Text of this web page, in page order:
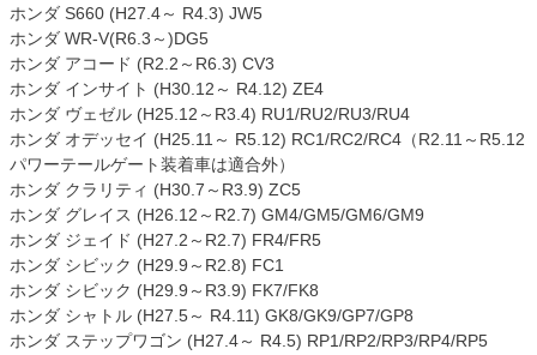
ホンダ S660 (H27.4～ R4.3) JW5
ホンダ WR-V(R6.3～)DG5
ホンダ アコード (R2.2～R6.3) CV3
ホンダ インサイト (H30.12～ R4.12) ZE4
ホンダ ヴェゼル (H25.12～R3.4) RU1/RU2/RU3/RU4
ホンダ オデッセイ (H25.11～ R5.12) RC1/RC2/RC4（R2.11～R5.12
パワーテールゲート装着車は適合外）
ホンダ クラリティ (H30.7～R3.9) ZC5
ホンダ グレイス (H26.12～R2.7) GM4/GM5/GM6/GM9
ホンダ ジェイド (H27.2～R2.7) FR4/FR5
ホンダ シビック (H29.9～R2.8) FC1
ホンダ シビック (H29.9～R3.9) FK7/FK8
ホンダ シャトル (H27.5～ R4.11) GK8/GK9/GP7/GP8
ホンダ ステップワゴン (H27.4～ R4.5) RP1/RP2/RP3/RP4/RP5